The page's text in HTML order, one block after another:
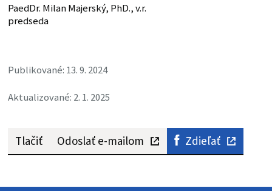
PaedDr. Milan Majerský, PhD., v.r.
predseda
Publikované: 13. 9. 2024
Aktualizované: 2. 1. 2025
Tlačiť Odoslať e-mailom Zdieľať